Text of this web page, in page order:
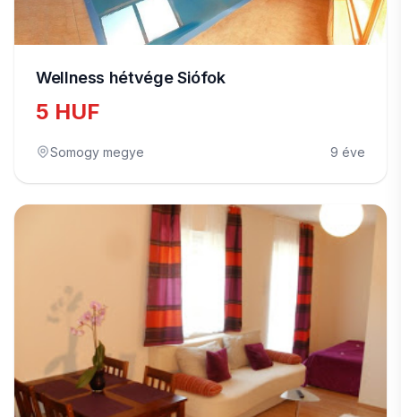
Wellness hétvége Siófok
5 HUF
Somogy megye 9 éve